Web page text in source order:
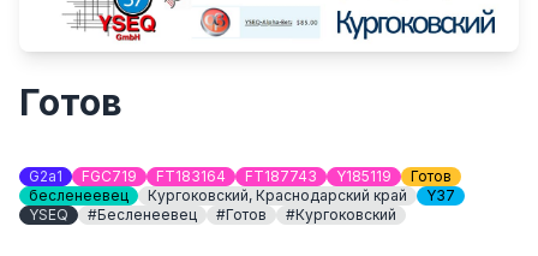
Готов
G2a1 FGC719 FT183164 FT187743 Y185119
Готов
бесленеевец
Кургоковский, Краснодарский край
Y37
YSEQ
#Бесленеевец #Готов #Кургоковский